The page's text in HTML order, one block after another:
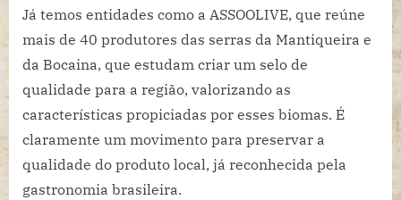
Já temos entidades como a ASSOOLIVE, que reúne
mais de 40 produtores das serras da Mantiqueira e
da Bocaina, que estudam criar um selo de
qualidade para a região, valorizando as
características propiciadas por esses biomas. É
claramente um movimento para preservar a
qualidade do produto local, já reconhecida pela
gastronomia brasileira.